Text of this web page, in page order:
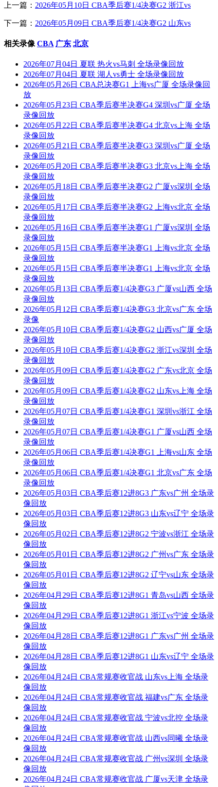
上一篇： 2026年05月10日 CBA季后赛1/4决赛G2 浙江vs
下一篇： 2026年05月09日 CBA季后赛1/4决赛G2 山东vs
相关录像 CBA 广东 北京
2026年07月04日 夏联 热火vs马刺 全场录像回放
2026年07月04日 夏联 湖人vs勇士 全场录像回放
2026年05月26日 CBA总决赛G1 上海vs广厦 全场录像回
放
2026年05月23日 CBA季后赛半决赛G4 深圳vs广厦 全场
录像回放
2026年05月22日 CBA季后赛半决赛G4 北京vs上海 全场
录像回放
2026年05月21日 CBA季后赛半决赛G3 深圳vs广厦 全场
录像回放
2026年05月20日 CBA季后赛半决赛G3 北京vs上海 全场
录像回放
2026年05月18日 CBA季后赛半决赛G2 广厦vs深圳 全场
录像回放
2026年05月17日 CBA季后赛半决赛G2 上海vs北京 全场
录像回放
2026年05月16日 CBA季后赛半决赛G1 广厦vs深圳 全场
录像回放
2026年05月15日 CBA季后赛半决赛G1 上海vs北京 全场
录像回放
2026年05月15日 CBA季后赛半决赛G1 上海vs北京 全场
录像回放
2026年05月13日 CBA季后赛1/4决赛G3 广厦vs山西 全场
录像回放
2026年05月12日 CBA季后赛1/4决赛G3 北京vs广东 全场
录像
2026年05月10日 CBA季后赛1/4决赛G2 山西vs广厦 全场
录像回放
2026年05月10日 CBA季后赛1/4决赛G2 浙江vs深圳 全场
录像回放
2026年05月09日 CBA季后赛1/4决赛G2 广东vs北京 全场
录像回放
2026年05月09日 CBA季后赛1/4决赛G2 山东vs上海 全场
录像回放
2026年05月07日 CBA季后赛1/4决赛G1 深圳vs浙江 全场
录像回放
2026年05月07日 CBA季后赛1/4决赛G1 广厦vs山西 全场
录像回放
2026年05月06日 CBA季后赛1/4决赛G1 上海vs山东 全场
录像回放
2026年05月06日 CBA季后赛1/4决赛G1 北京vs广东 全场
录像回放
2026年05月03日 CBA季后赛12进8G3 广东vs广州 全场录
像回放
2026年05月03日 CBA季后赛12进8G3 山东vs辽宁 全场录
像回放
2026年05月02日 CBA季后赛12进8G2 宁波vs浙江 全场录
像回放
2026年05月01日 CBA季后赛12进8G2 广州vs广东 全场录
像回放
2026年05月01日 CBA季后赛12进8G2 辽宁vs山东 全场录
像回放
2026年04月29日 CBA季后赛12进8G1 青岛vs山西 全场录
像回放
2026年04月29日 CBA季后赛12进8G1 浙江vs宁波 全场录
像回放
2026年04月28日 CBA季后赛12进8G1 广东vs广州 全场录
像回放
2026年04月28日 CBA季后赛12进8G1 山东vs辽宁 全场录
像回放
2026年04月24日 CBA常规赛收官战 山东vs上海 全场录
像回放
2026年04月24日 CBA常规赛收官战 福建vs广东 全场录
像回放
2026年04月24日 CBA常规赛收官战 宁波vs北控 全场录
像回放
2026年04月24日 CBA常规赛收官战 山西vs同曦 全场录
像回放
2026年04月24日 CBA常规赛收官战 广州vs深圳 全场录
像回放
2026年04月24日 CBA常规赛收官战 广厦vs天津 全场录